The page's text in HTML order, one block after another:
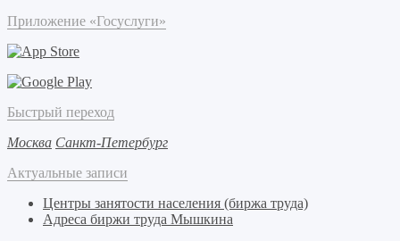
Приложение «Госуслуги»
Быстрый переход
Москва Санкт-Петербург
Актуальные записи
Центры занятости населения (биржа труда)
Адреса биржи труда Мышкина